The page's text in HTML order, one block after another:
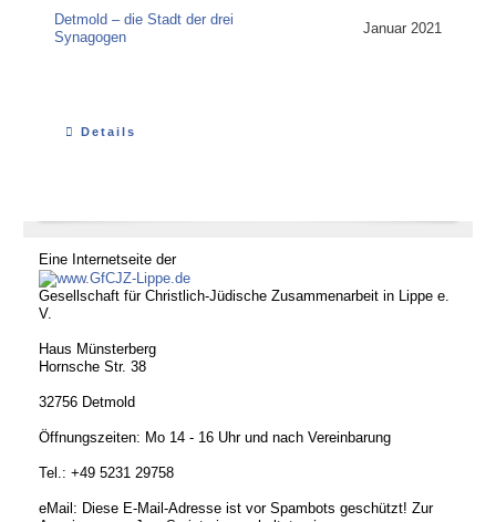
Eine Internetseite der
Gesellschaft für Christlich-Jüdische Zusammenarbeit in Lippe e.
V.
Haus Münsterberg
Hornsche Str. 38
32756 Detmold
Öffnungszeiten: Mo 14 - 16 Uhr und nach Vereinbarung
Tel.: +49 5231 29758
eMail: Diese E-Mail-Adresse ist vor Spambots geschützt! Zur
Detmold – die Stadt der drei
Synagogen
Januar 2021
Details